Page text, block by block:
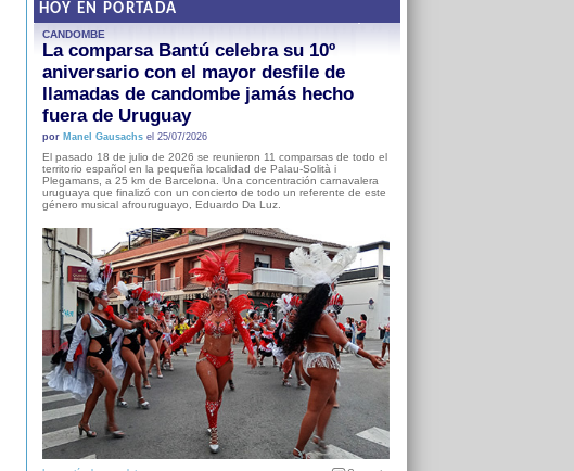
HOY EN PORTADA
CANDOMBE
La comparsa Bantú celebra su 10º
aniversario con el mayor desfile de
llamadas de candombe jamás hecho
fuera de Uruguay
por Manel Gausachsel 25/07/2026
El pasado 18 de julio de 2026 se reunieron 11 comparsas de todo el
territorio español en la pequeña localidad de Palau-Solità i
Plegamans, a 25 km de Barcelona. Una concentración carnavalera
uruguaya que finalizó con un concierto de todo un referente de este
género musical afrouruguayo, Eduardo Da Luz.